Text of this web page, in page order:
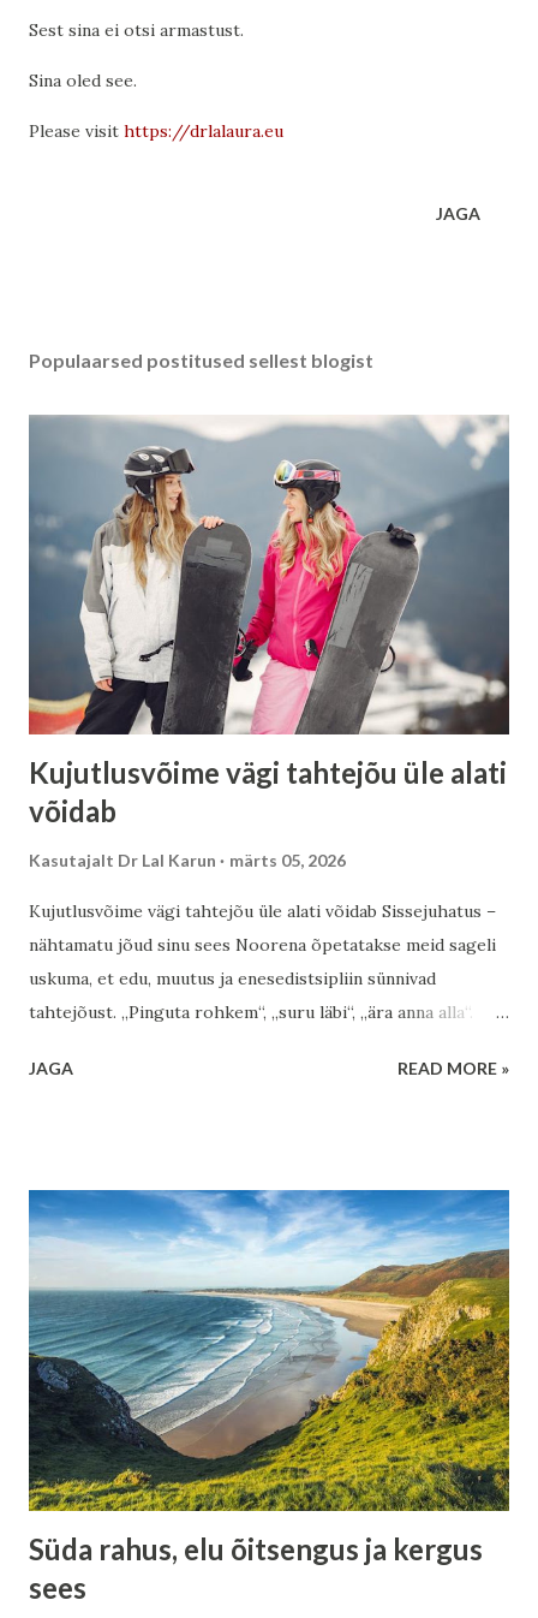
Sest sina ei otsi armastust.
Sina oled see.
Please visit https://drlalaura.eu
JAGA
Populaarsed postitused sellest blogist
Kujutlusvõime vägi tahtejõu üle alati
võidab
Kasutajalt Dr Lal Karun märts 05, 2026
Kujutlusvõime vägi tahtejõu üle alati võidab Sissejuhatus –
nähtamatu jõud sinu sees Noorena õpetatakse meid sageli
uskuma, et edu, muutus ja enesedistsipliin sünnivad
tahtejõust. „Pinguta rohkem“, „suru läbi“, „ära anna alla“.
ja vaiksemale: alati võidab kujutlusvõime tahtejõu üle, ilma
see, mida su sisemine pilt toidab. Mis on kujutlusvõime
tegelikult Kujutlusvõime ei ole lihtsalt fantaasia või
unistamine. See on sisemine keel, mille kaudu teadvus
suhtleb kehaga ja eluga. Kõik, mida sa sügaval sisimas pead
võimalikuks, tõeliseks või vältimatuks, on kujutlus. Kujutlus
ei küsi luba. Ta töötab pidevalt, ka siis, kui sa seda ei märka.
Ja just seetõttu on ta nii võimas. Tahtejõu piirid Tahtejõud
on pingutus. See on otsus sundida end tegema midagi
hoolimata s...
JAGA READ MORE »
Süda rahus, elu õitsengus ja kergus
sees